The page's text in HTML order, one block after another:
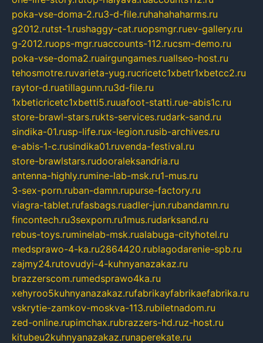
poka-vse-doma-2.ru3-d-file.ruhahahaharms.ru
g2012.rutst-1.rushaggy-cat.ruopsmgr.ruev-gallery.ru
g-2012.ruops-mgr.ruaccounts-112.rucsm-demo.ru
poka-vse-doma2.ruairgungames.ruallseo-host.ru
tehosmotre.ruvarieta-yug.rucricetc1xbetr1xbetcc2.ru
raytor-d.ruatillagunn.ru3d-file.ru
1xbeticricetc1xbetti5.ruuafoot-statti.rue-abis1c.ru
store-brawl-stars.rukts-services.rudark-sand.ru
sindika-01.rusp-life.rux-legion.rusib-archives.ru
e-abis-1-c.rusindika01.ruvenda-festival.ru
store-brawlstars.rudooraleksandria.ru
antenna-highly.rumine-lab-msk.ru1-mus.ru
3-sex-porn.ruban-damn.rupurse-factory.ru
viagra-tablet.rufasbags.ruadler-jun.rubandamn.ru
fincontech.ru3sexporn.ru1mus.rudarksand.ru
rebus-toys.ruminelab-msk.rualabuga-cityhotel.ru
medsprawo-4-ka.ru2864420.rublagodarenie-spb.ru
zajmy24.rutovudyi-4-kuhnyanazakaz.ru
brazzerscom.rumedsprawo4ka.ru
xehyroo5kuhnyanazakaz.rufabrikayfabrikaefabrika.ru
vskrytie-zamkov-moskva-113.rubiletnadom.ru
zed-online.rupimchax.rubrazzers-hd.ruz-host.ru
kitubeu2kuhnyanazakaz.runaperekate.ru